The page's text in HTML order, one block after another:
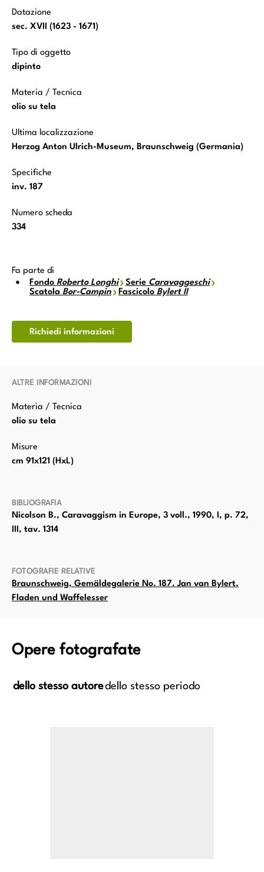
Datazione
sec. XVII (1623 - 1671)
Tipo di oggetto
dipinto
Materia / Tecnica
olio su tela
Ultima localizzazione
Herzog Anton Ulrich-Museum, Braunschweig (Germania)
Specifiche
inv. 187
Numero scheda
334
Fa parte di
Fondo Roberto Longhi Serie Caravaggeschi
Scatola Bor-Campin Fascicolo Bylert II
Richiedi informazioni
ALTRE INFORMAZIONI
Materia / Tecnica
olio su tela
Misure
cm 91x121 (HxL)
BIBLIOGRAFIA
Nicolson B., Caravaggism in Europe, 3 voll., 1990, I, p. 72,
III, tav. 1314
FOTOGRAFIE RELATIVE
Braunschweig, Gemäldegalerie No. 187. Jan van Bylert.
Fladen und Waffelesser
Opere fotografate
dello stesso autoredello stesso periodo